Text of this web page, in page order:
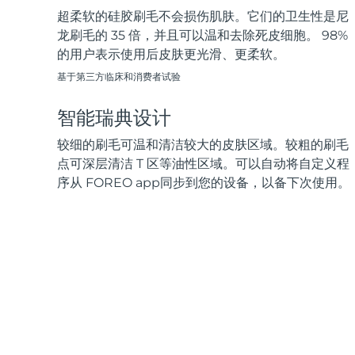
超柔软的硅胶刷毛不会损伤肌肤。它们的卫生性是尼
龙刷毛的 35 倍，并且可以温和去除死皮细胞。 98%
的用户表示使用后皮肤更光滑、更柔软。
基于第三方临床和消费者试验
智能瑞典设计
较细的刷毛可温和清洁较大的皮肤区域。较粗的刷毛
点可深层清洁 T 区等油性区域。可以自动将自定义程
序从 FOREO app同步到您的设备，以备下次使用。